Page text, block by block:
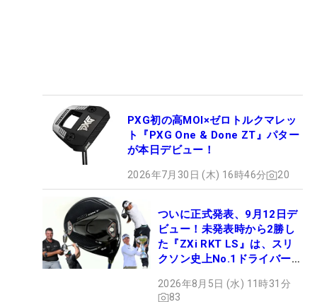
PXG初の高MOI×ゼロトルクマレッ
ト『PXG One & Done ZT』パター
が本日デビュー！
2026年7月30日 (木) 16時46分 20
ついに正式発表、9月12日デ
ビュー！未発表時から2勝し
た『ZXi RKT LS』は、スリ
クソン史上No.1ドライバー!?
2026年8月5日 (水) 11時31分
83